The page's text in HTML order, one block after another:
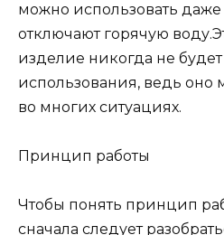
можно использовать даже
отключают горячую
изделие никогда не будет
использования, ведь оно
во многих ситуациях.
Принцип работы
Чтобы понять принцип
сначала следует